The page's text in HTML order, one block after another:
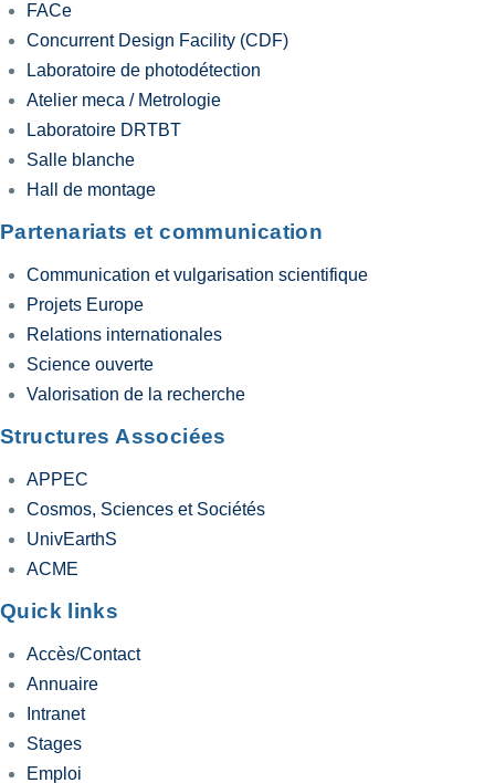
FACe
Concurrent Design Facility (CDF)
Laboratoire de photodétection
Atelier meca / Metrologie
Laboratoire DRTBT
Salle blanche
Hall de montage
Partenariats et communication
Communication et vulgarisation scientifique
Projets Europe
Relations internationales
Science ouverte
Valorisation de la recherche
Structures Associées
APPEC
Cosmos, Sciences et Sociétés
UnivEarthS
ACME
Quick links
Accès/Contact
Annuaire
Intranet
Stages
Emploi